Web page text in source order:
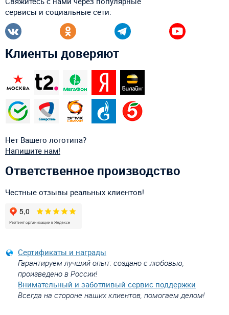
сервисы и социальные сети:
Клиенты доверяют
Нет Вашего логотипа?
Напишите нам!
Ответственное производство
Честные отзывы реальных клиентов!
Сертификаты и награды
Гарантируем лучший опыт: создано с любовью,
произведено в России!
Внимательный и заботливый сервис поддержки
Всегда на стороне наших клиентов, помогаем делом!